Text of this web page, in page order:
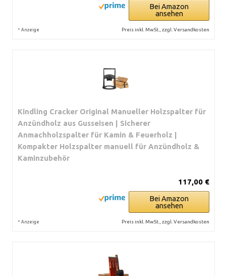
Bei Amazon
ansehen
* Anzeige Preis inkl. MwSt., zzgl. Versandkosten
Kindling Cracker Original Manueller Holzspalter für
Anzündholz aus Gusseisen | Sicherer
Anmachholzspalter für Kamin & Feuerholz |
Kompakter Holzspalter manuell für Anzündholz &
Kaminzubehör
117,00 €
Bei Amazon
ansehen
* Anzeige Preis inkl. MwSt., zzgl. Versandkosten